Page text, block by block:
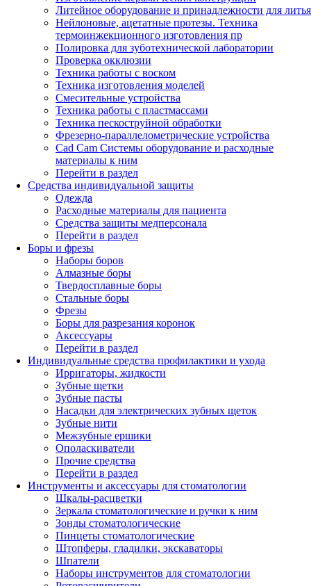
Литейное оборудование и принадлежности для литья
Нейлоновые, ацетатные протезы. Техника
термоинжекционного изготовления пр
Полировка для зуботехнической лаборатории
Проверка окклюзии
Техника работы с воском
Техника изготовления моделей
Смесительные устройства
Техника работы с пластмассами
Техника пескоструйной обработки
Фрезерно-параллелометрические устройства
Cad Cam Системы оборудование и расходные
материалы к ним
Перейти в раздел
Средства индивидуальной защиты
Одежда
Расходные материалы для пациента
Средства защиты медперсонала
Перейти в раздел
Боры и фрезы
Наборы боров
Алмазные боры
Твердосплавные боры
Стальные боры
Фрезы
Боры для разрезания коронок
Аксессуары
Перейти в раздел
Индивидуальные средства профилактики и ухода
Ирригаторы, жидкости
Зубные щетки
Зубные пасты
Насадки для электрических зубных щеток
Зубные нити
Межзубные ершики
Ополаскиватели
Прочие средства
Перейти в раздел
Инструменты и аксессуары для стоматологии
Шкалы-расцветки
Зеркала стоматологические и ручки к ним
Зонды стоматологические
Пинцеты стоматологические
Штопферы, гладилки, экскаваторы
Шпатели
Наборы инструментов для стоматологии